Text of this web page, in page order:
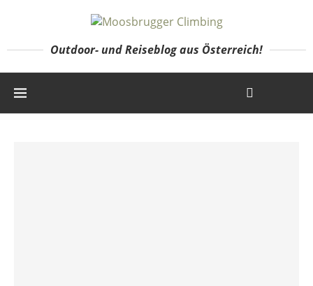
Outdoor- und Reiseblog aus Österreich!